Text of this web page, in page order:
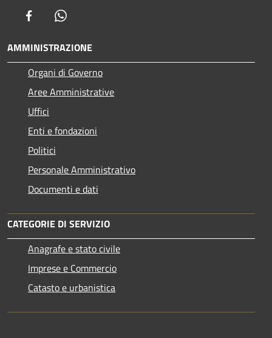
Facebook
AMMINISTRAZIONE
Organi di Governo
Aree Amministrative
Uffici
Enti e fondazioni
Politici
Personale Amministrativo
Documenti e dati
CATEGORIE DI SERVIZIO
Anagrafe e stato civile
Imprese e Commercio
Catasto e urbanistica